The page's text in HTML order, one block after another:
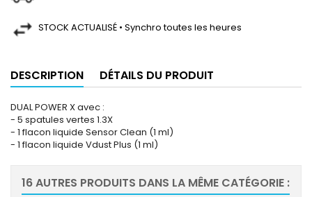
STOCK ACTUALISÉ • Synchro toutes les heures
DESCRIPTION DÉTAILS DU PRODUIT
DUAL POWER X avec :
- 5 spatules vertes 1.3X
- 1 flacon liquide Sensor Clean (1 ml)
- 1 flacon liquide Vdust Plus (1 ml)
16 AUTRES PRODUITS DANS LA MÊME CATÉGORIE :